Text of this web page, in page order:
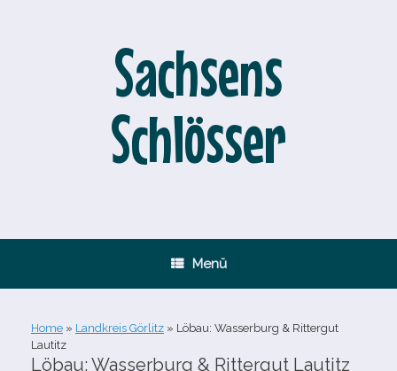
Sachsens
Schlösser
Menü
Home » Landkreis Görlitz » Löbau: Wasserburg & Rittergut
Lautitz
Löbau: Wasserburg & Rittergut Lautitz